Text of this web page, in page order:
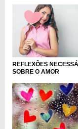
REFLEXÕES
SOBRE O AMOR